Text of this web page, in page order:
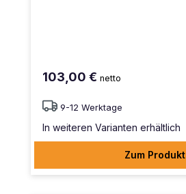
103,00 € netto
9-12 Werktage
In weiteren Varianten erhältlich
Zum Produkt